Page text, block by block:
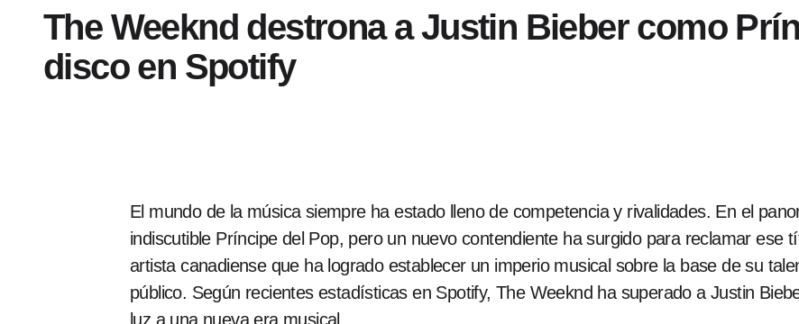
The Weeknd destrona a Justin Bieber como
disco en Spotify
El mundo de la música siempre ha estado lleno de competencia y rivalidades. En el
indiscutible Príncipe del Pop, pero un nuevo contendiente ha surgido para reclamar ese
artista canadiense que ha logrado establecer un imperio musical sobre la base de su
público. Según recientes estadísticas en Spotify, The Weeknd ha superado a Justin
luz a una nueva era musical.